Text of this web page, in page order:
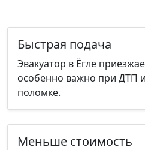
Быстрая подача
Эвакуатор в Ёгле
особенно важно при ДТП
поломке.
Меньше стоимость